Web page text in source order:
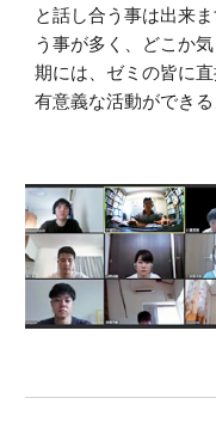
と話し合う事は出来
う事が多く、どこか
期には、ゼミの皆に
有意義な活動ができ